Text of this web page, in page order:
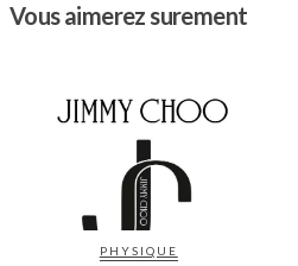
Vous aimerez surement
PHYSIQUE